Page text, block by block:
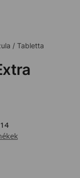
/ Tabletta